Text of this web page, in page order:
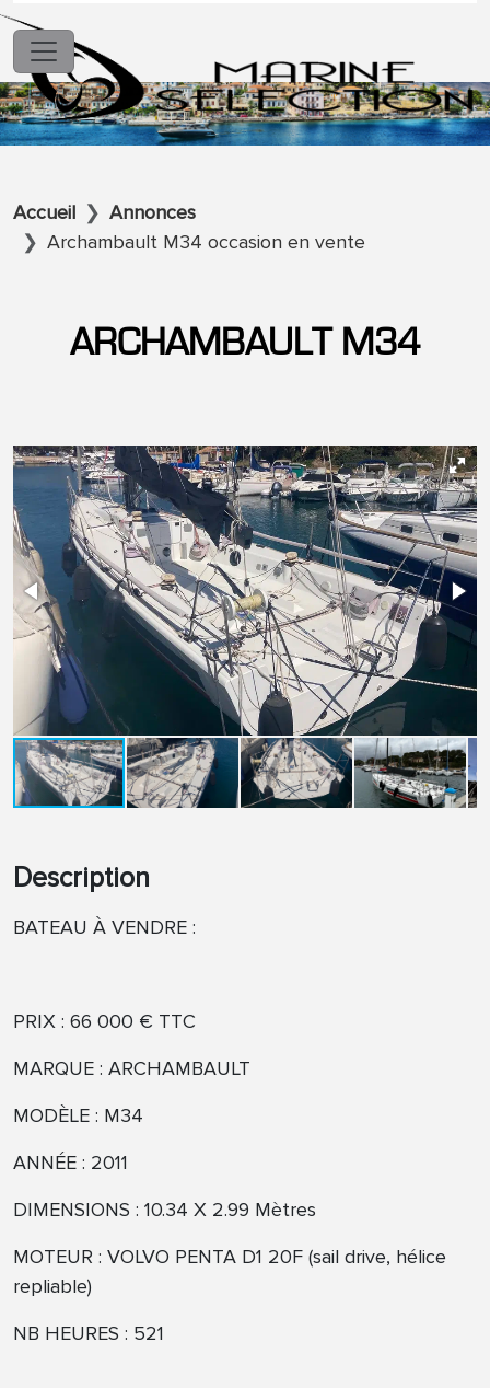
Accueil
Annonces
Archambault M34 occasion en vente
ARCHAMBAULT M34
Description
BATEAU À VENDRE :
PRIX : 66 000 € TTC
MARQUE : ARCHAMBAULT
MODÈLE : M34
ANNÉE : 2011
DIMENSIONS : 10.34 X 2.99 Mètres
MOTEUR : VOLVO PENTA D1 20F (sail drive, hélice
repliable)
NB HEURES : 521